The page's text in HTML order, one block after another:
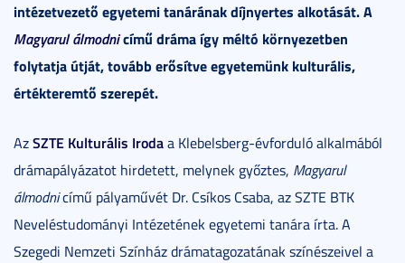
intézetvezető egyetemi tanárának díjnyertes alkotását. A
Magyarul álmodnicímű dráma így méltó környezetben
folytatja útját, tovább erősítve egyetemünk kulturális,
értékteremtő szerepét.
AzSZTE Kulturális Irodaa Klebelsberg-évforduló alkalmából
drámapályázatot hirdetett, melynek győztes, Magyarul
álmodnicímű pályaművét Dr. Csíkos Csaba, az SZTE BTK
Neveléstudományi Intézetének egyetemi tanára írta. A
Szegedi Nemzeti Színház drámatagozatának színészeivel a